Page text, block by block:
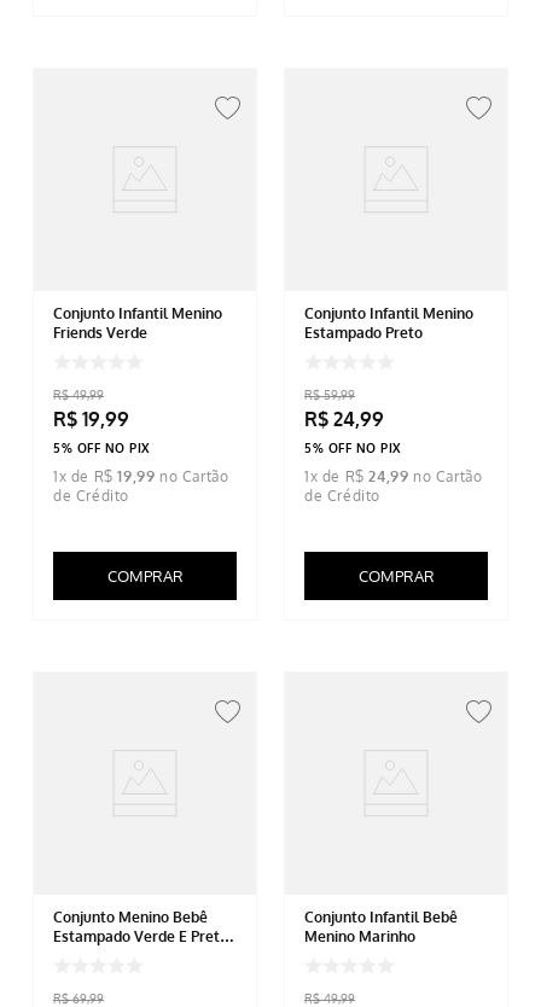
Conjunto Infantil Menino
Friends Verde
R$ 49,99
R$ 19,99
5% OFF NO PIX
1x de R$ 19,99
COMPRAR
Conjunto Infantil Menino
Estampado Preto
R$ 59,99
R$ 24,99
5% OFF NO PIX
1x de R$ 24,99
COMPRAR
Conjunto Menino Bebê
Estampado Verde E Preto
R$ 69,99
Conjunto Infantil Bebê
Menino Marinho
R$ 49,99